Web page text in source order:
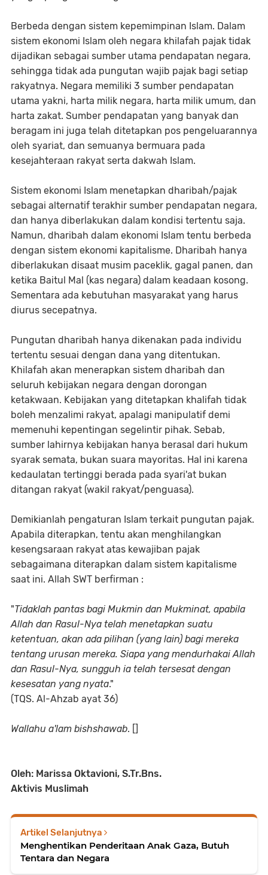
Berbeda dengan sistem kepemimpinan Islam. Dalam
sistem ekonomi Islam oleh negara khilafah pajak tidak
dijadikan sebagai sumber utama pendapatan negara,
sehingga tidak ada pungutan wajib pajak bagi setiap
rakyatnya. Negara memiliki 3 sumber pendapatan
utama yakni, harta milik negara, harta milik umum, dan
harta zakat. Sumber pendapatan yang banyak dan
beragam ini juga telah ditetapkan pos pengeluarannya
oleh syariat, dan semuanya bermuara pada
kesejahteraan rakyat serta dakwah Islam.
Sistem ekonomi Islam menetapkan dharibah/pajak
sebagai alternatif terakhir sumber pendapatan negara,
dan hanya diberlakukan dalam kondisi tertentu saja.
Namun, dharibah dalam ekonomi Islam tentu berbeda
dengan sistem ekonomi kapitalisme. Dharibah hanya
diberlakukan disaat musim paceklik, gagal panen, dan
ketika Baitul Mal (kas negara) dalam keadaan kosong.
Sementara ada kebutuhan masyarakat yang harus
diurus secepatnya.
Pungutan dharibah hanya dikenakan pada individu
tertentu sesuai dengan dana yang ditentukan.
Khilafah akan menerapkan sistem dharibah dan
seluruh kebijakan negara dengan dorongan
ketakwaan. Kebijakan yang ditetapkan khalifah tidak
boleh menzalimi rakyat, apalagi manipulatif demi
memenuhi kepentingan segelintir pihak. Sebab,
sumber lahirnya kebijakan hanya berasal dari hukum
syarak semata, bukan suara mayoritas. Hal ini karena
kedaulatan tertinggi berada pada syari'at bukan
ditangan rakyat (wakil rakyat/penguasa).
Demikianlah pengaturan Islam terkait pungutan pajak.
Apabila diterapkan, tentu akan menghilangkan
kesengsaraan rakyat atas kewajiban pajak
sebagaimana diterapkan dalam sistem kapitalisme
saat ini. Allah SWT berfirman :
"Tidaklah pantas bagi Mukmin dan Mukminat, apabila
Allah dan Rasul-Nya telah menetapkan suatu
ketentuan, akan ada pilihan (yang lain) bagi mereka
tentang urusan mereka. Siapa yang mendurhakai Allah
dan Rasul-Nya, sungguh ia telah tersesat dengan
kesesatan yang nyata."
(TQS. Al-Ahzab ayat 36)
Wallahu a'lam bishshawab. []
Oleh: Marissa Oktavioni, S.Tr.Bns.
Aktivis Muslimah
Artikel Selanjutnya
Menghentikan Penderitaan Anak Gaza, Butuh
Tentara dan Negara